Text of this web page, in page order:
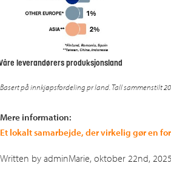
leverandørers produksjonsland
Basert på innkjøpsfordeling pr land. Tall sammenstilt
Mere information:
Et lokalt samarbejde, der virkelig gør en
Written by adminMarie, oktober 22nd,